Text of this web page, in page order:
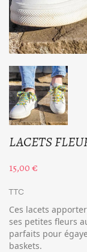
LACETS
15,00 €
TTC
Ces lacets
ses petites fleurs
parfaits pour
baskets.